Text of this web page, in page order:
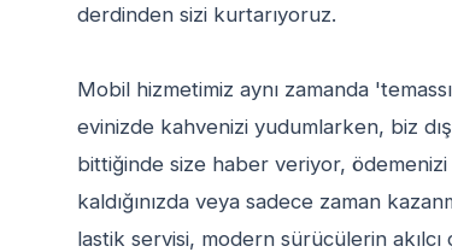
derdinden sizi kurtarıyoruz.
Mobil hizmetimiz aynı zamanda
evinizde kahvenizi yudumlarken, biz
bittiğinde size haber veriyor, ödemenizi
kaldığınızda veya sadece zaman
lastik servisi, modern sürücülerin